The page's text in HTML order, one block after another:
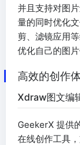
并且支持对图
量的同时优化
剪、滤镜应用
优化自己的图片
高效的创作
Xdraw图文编
GeekerX 提供
在线创作工具